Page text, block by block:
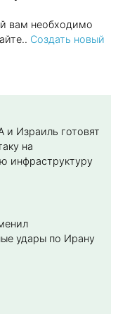
вам необходимо
Создать новый
и Израиль готовят
на
инфраструктуру
удары по Ирану